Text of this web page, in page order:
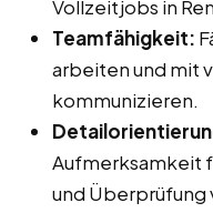
Vollzeitjobs in
Teamfähigkeit:
arbeiten und mit
kommunizieren.
Aufmerksamkeit
und Überprüfung